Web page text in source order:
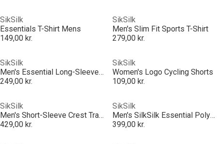
SikSilk
Essentials T-Shirt Mens
149,00 kr.
SikSilk
Men's Slim Fit Sports T-Shirt
279,00 kr.
SikSilk
Men's Essential Long-Sleeve T-Shirt
249,00 kr.
SikSilk
Women's Logo Cycling Shorts
109,00 kr.
SikSilk
Men's Short-Sleeve Crest Tracksuit Top
429,00 kr.
SikSilk
Men's SilkSilk Essential Poly Tracksuit Top
399,00 kr.